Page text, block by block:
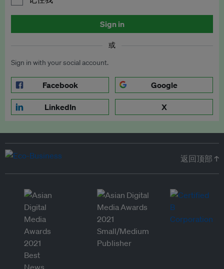
Sign in
或
Sign in with your social account.
Facebook Google
LinkedIn X
返回顶部 ↑